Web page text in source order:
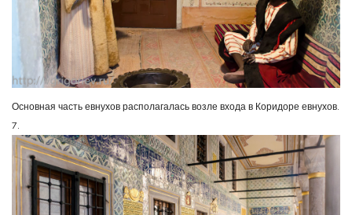
Основная часть евнухов располагалась возле входа в Коридоре евнухов.
7.